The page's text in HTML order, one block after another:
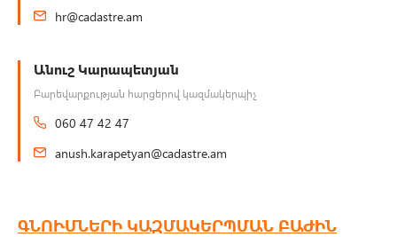
hr@cadastre.am
Անուշ Կարապետյան
Բարեվարքության հարցերով կազմակերպիչ
060 47 42 47
anush.karapetyan@cadastre.am
ԳՆՈՒՄՆԵՐԻ ԿԱԶՄԱԿԵՐՊՄԱՆ ԲԱԺԻՆ